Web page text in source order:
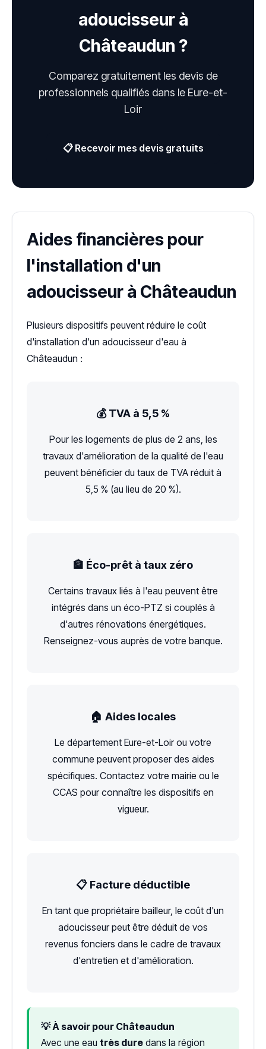
adoucisseur à
Châteaudun ?
Comparez gratuitement les devis de
professionnels qualifiés dans le Eure-et-
Loir
📋 Recevoir mes devis gratuits
Aides financières pour
l'installation d'un
adoucisseur à Châteaudun
Plusieurs dispositifs peuvent réduire le coût
d'installation d'un adoucisseur d'eau à
Châteaudun :
💰 TVA à 5,5 %
Pour les logements de plus de 2 ans, les
travaux d'amélioration de la qualité de l'eau
peuvent bénéficier du taux de TVA réduit à
5,5 % (au lieu de 20 %).
🏦 Éco-prêt à taux zéro
Certains travaux liés à l'eau peuvent être
intégrés dans un éco-PTZ si couplés à
d'autres rénovations énergétiques.
Renseignez-vous auprès de votre banque.
🏠 Aides locales
Le département Eure-et-Loir ou votre
commune peuvent proposer des aides
spécifiques. Contactez votre mairie ou le
CCAS pour connaître les dispositifs en
vigueur.
📋 Facture déductible
En tant que propriétaire bailleur, le coût d'un
adoucisseur peut être déduit de vos
revenus fonciers dans le cadre de travaux
d'entretien et d'amélioration.
💡 À savoir pour Châteaudun
Avec une eau très dure dans la région